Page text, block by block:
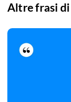
Altre frasi di